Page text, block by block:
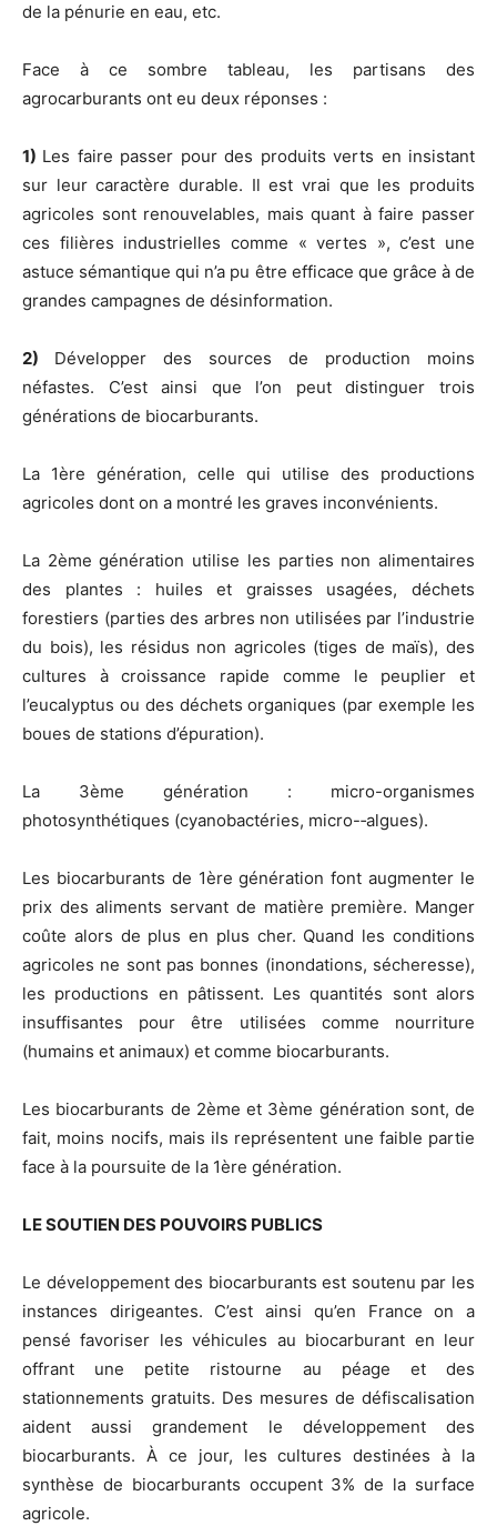
de la pénurie en eau, etc.
Face à ce sombre tableau, les partisans des
agrocarburants ont eu deux réponses :
1) Les faire passer pour des produits verts en insistant
sur leur caractère durable. Il est vrai que les produits
agricoles sont renouvelables, mais quant à faire passer
ces filières industrielles comme « vertes », c’est une
astuce sémantique qui n’a pu être efficace que grâce à de
grandes campagnes de désinformation.
2) Développer des sources de production moins
néfastes. C’est ainsi que l’on peut distinguer trois
générations de biocarburants.
La 1ère génération, celle qui utilise des productions
agricoles dont on a montré les graves inconvénients.
La 2ème génération utilise les parties non alimentaires
des plantes : huiles et graisses usagées, déchets
forestiers (parties des arbres non utilisées par l’industrie
du bois), les résidus non agricoles (tiges de maïs), des
cultures à croissance rapide comme le peuplier et
l’eucalyptus ou des déchets organiques (par exemple les
boues de stations d’épuration).
La 3ème génération : micro-organismes
photosynthétiques (cyanobactéries, micro-‐algues).
Les biocarburants de 1ère génération font augmenter le
prix des aliments servant de matière première. Manger
coûte alors de plus en plus cher. Quand les conditions
agricoles ne sont pas bonnes (inondations, sécheresse),
les productions en pâtissent. Les quantités sont alors
insuffisantes pour être utilisées comme nourriture
(humains et animaux) et comme biocarburants.
Les biocarburants de 2ème et 3ème génération sont, de
fait, moins nocifs, mais ils représentent une faible partie
face à la poursuite de la 1ère génération.
LE SOUTIEN DES POUVOIRS PUBLICS
Le développement des biocarburants est soutenu par les
instances dirigeantes. C’est ainsi qu’en France on a
pensé favoriser les véhicules au biocarburant en leur
offrant une petite ristourne au péage et des
stationnements gratuits. Des mesures de défiscalisation
aident aussi grandement le développement des
biocarburants. À ce jour, les cultures destinées à la
synthèse de biocarburants occupent 3% de la surface
agricole.